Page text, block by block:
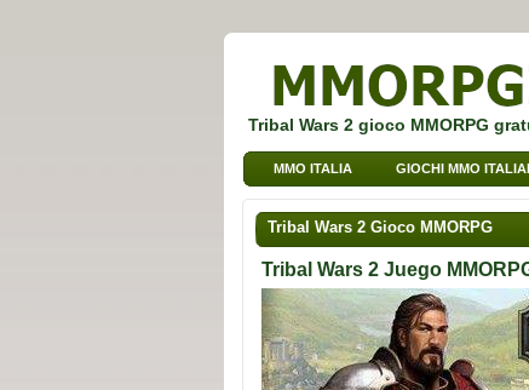
Tribal Wars 2 gioco MMORPG
MMO ITALIA GIOCHI MMO
Tribal Wars 2 Gioco MMORPG
Tribal Wars 2 Juego